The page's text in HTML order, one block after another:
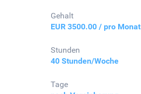
Gehalt
EUR 3500.00 / pro Monat
Stunden
40 Stunden/Woche
Tage